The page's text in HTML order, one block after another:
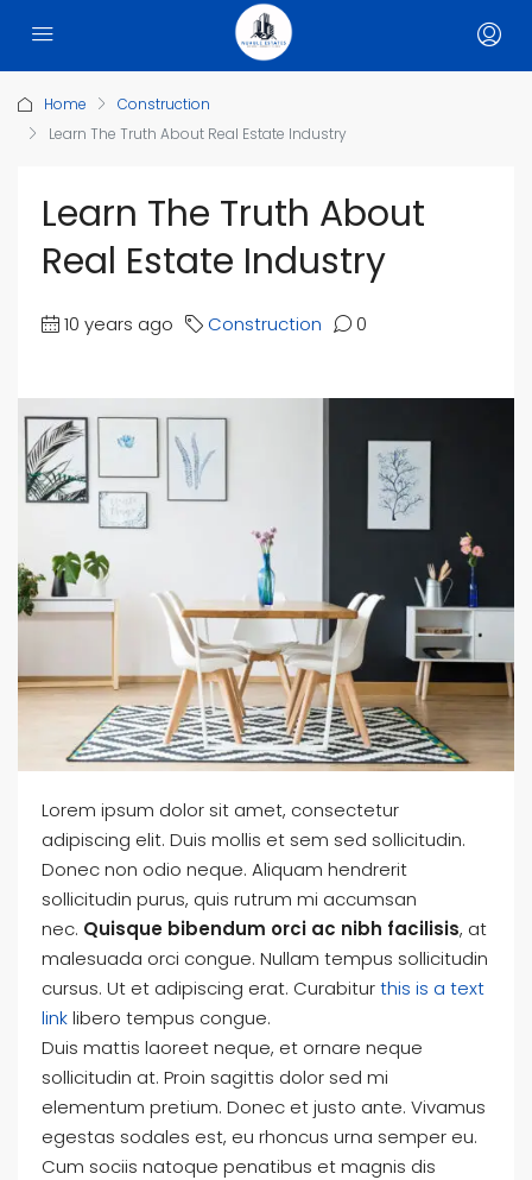
Home
Construction
Learn The Truth About Real Estate Industry
Learn The Truth About
Real Estate Industry
10 years ago Construction 0
Lorem ipsum dolor sit amet, consectetur
adipiscing elit. Duis mollis et sem sed sollicitudin.
Donec non odio neque. Aliquam hendrerit
sollicitudin purus, quis rutrum mi accumsan
nec. Quisque bibendum orci ac nibh facilisis, at
malesuada orci congue. Nullam tempus sollicitudin
cursus. Ut et adipiscing erat. Curabiturthis is a text
linklibero tempus congue.
Duis mattis laoreet neque, et ornare neque
sollicitudin at. Proin sagittis dolor sed mi
elementum pretium. Donec et justo ante. Vivamus
egestas sodales est, eu rhoncus urna semper eu.
Cum sociis natoque penatibus et magnis dis